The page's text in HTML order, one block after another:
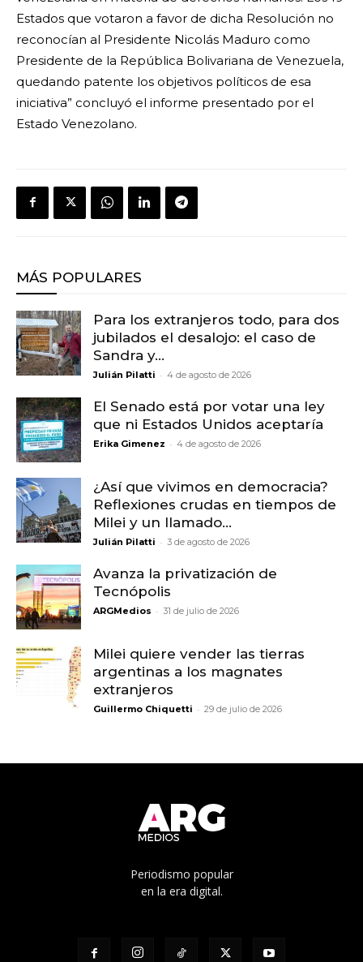
Estados que votaron a favor de dicha Resolución no
reconocían al Presidente Nicolás Maduro como
Presidente de la República Bolivariana de Venezuela,
quedando patente los objetivos políticos de esa
iniciativa” concluyó el informe presentado por el
Estado Venezolano.
MÁS POPULARES
Para los extranjeros todo, para dos
jubilados el desalojo: el caso de
Sandra y...
Julián Pilatti - 4 de agosto de 2026
El Senado está por votar una ley
que ni Estados Unidos aceptaría
Erika Gimenez - 4 de agosto de 2026
¿Así que vivimos en democracia?
Reflexiones crudas en tiempos de
Milei y un llamado...
Julián Pilatti - 3 de agosto de 2026
Avanza la privatización de
Tecnópolis
ARGMedios - 31 de julio de 2026
Milei quiere vender las tierras
argentinas a los magnates
extranjeros
Guillermo Chiquetti - 29 de julio de 2026
Periodismo popular
en la era digital.